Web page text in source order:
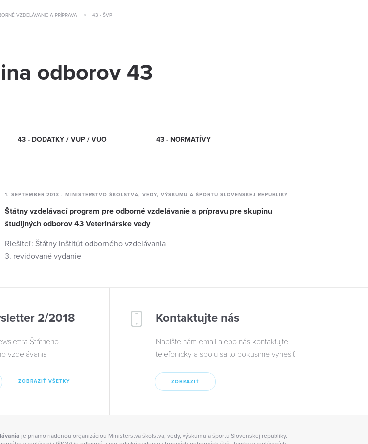
VZDELÁVANIE A PRÍPRAVA > 43 - ŠVP
odborov 43
43 - DODATKY / VUP / VUO 43 - NORMATÍVY
1. SEPTEMBER 2013 · MINISTERSTVO ŠKOLSTVA, VEDY, VÝSKUMU A ŠPORTU SLOVENSKEJ REPUBLIKY
Štátny vzdelávací program pre odborné vzdelávanie a prípravu pre skupinu
študijných odborov 43 Veterinárske vedy
Riešiteľ: Štátny inštitút odborného vzdelávania
3. revidované vydanie
2/2018
Štátneho
vzdelávania
ZOBRAZIŤ VŠETKY
Kontaktujte nás
Napište nám email alebo nás kontaktujte
telefonicky a spolu sa to pokusime vyriešiť
ZOBRAZIŤ
je priamo riadenou organizáciou Ministerstva školstva, vedy, výskumu a športu Slovenskej republiky.